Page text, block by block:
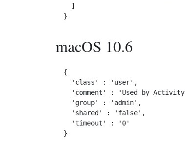
  ]
macOS 10.6
{
  'class' : 'user',
'comment' : 'Used by
  'group' : 'admin',
  'shared' : 'false',
  'timeout' : '0'